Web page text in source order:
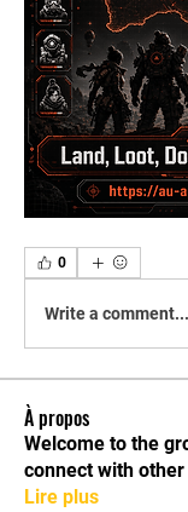
0
Write a comment...
À propos
Welcome to the
connect with
Lire plus